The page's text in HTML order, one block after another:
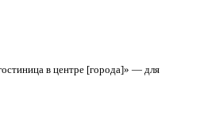
в центре [города]» — для